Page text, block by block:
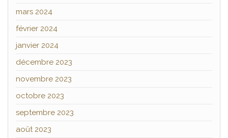
mars 2024
février 2024
janvier 2024
décembre 2023
novembre 2023
octobre 2023
septembre 2023
août 2023